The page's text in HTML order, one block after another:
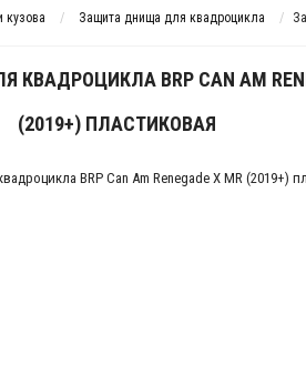
кузова Защита днища для квадроцикла
BRP CAN AM
(2019+) ПЛАСТИКОВАЯ